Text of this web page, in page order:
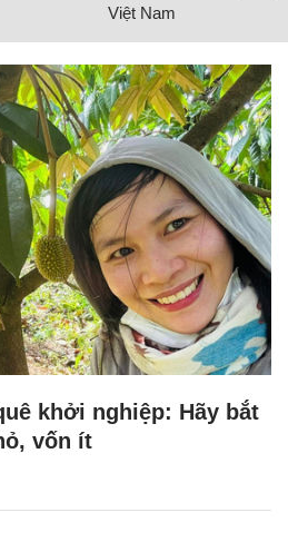
Việt Nam
khởi nghiệp: Hãy bắt
vốn ít